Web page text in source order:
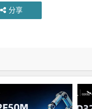
分享